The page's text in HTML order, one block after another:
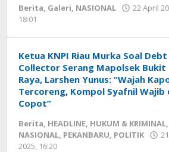
Berita, Galeri, NASIONAL
22 April
18:01
Ketua KNPI Riau Murka Soal Debt
Collector Serang Mapolsek Bukit
Raya, Larshen Yunus: “Wajah
Tercoreng, Kompol Syafnil Wajib
Copot”
Berita, HEADLINE, HUKUM & KRIMINAL,
NASIONAL, PEKANBARU, POLITIK
2025, 16:20